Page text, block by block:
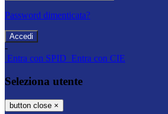
Password dimenticata?
-
Entra con SPID Entra con CIE
Seleziona utente
button close ×